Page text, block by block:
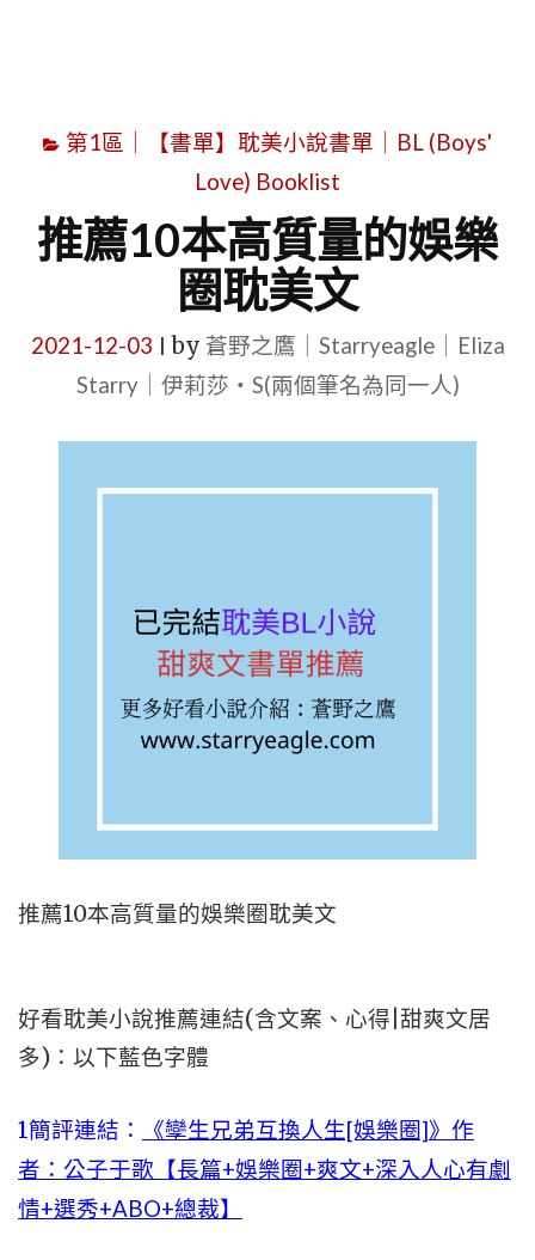
第1區｜【書單】耽美小說書單｜BL (Boys'
Love) Booklist
推薦10本高質量的娛樂
圈耽美文
2021-12-03 by 蒼野之鷹｜Starryeagle｜Eliza
Starry｜伊莉莎・S(兩個筆名為同一人)
推薦10本高質量的娛樂圈耽美文
好看耽美小說推薦連結(含文案、心得|甜爽文居
多)：以下藍色字體
1簡評連結：
《孿生兄弟互換人生[娛樂圈]》作
者：公子于歌【長篇+娛樂圈+爽文+深入人心有劇
情+選秀+ABO+總裁】